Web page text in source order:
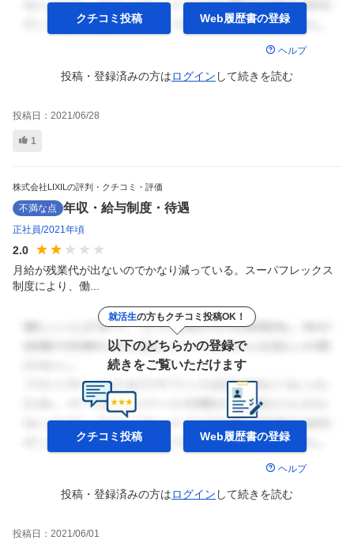
クチコミ投稿 Web履歴書の登録
ヘルプ
投稿・登録済みの方はログイン して続きを読む
投稿日： 2021/06/28
1
株式会社LIXILの評判・クチコミ・評価
不満な点 年収・給与制度・待遇
正社員 2021年頃
2.0
月給が残業代が出ないのでかなり減っている。スーパフレックス
制度により、働...
就活生の方もクチコミ投稿OK！
以下のどちらかの登録で
続きをご覧いただけます
クチコミ投稿 Web履歴書の登録
ヘルプ
投稿・登録済みの方はログイン して続きを読む
投稿日： 2021/06/01